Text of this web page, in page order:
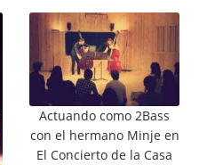
Actuando como 2Bass
con el hermano Minje en
El Concierto de la Casa